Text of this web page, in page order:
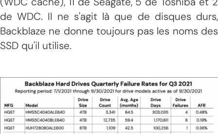
de WDC. Il ne s'agit là que de disques durs,
Backblaze ne donne toujours pas les noms des
SSD qu'il utilise.